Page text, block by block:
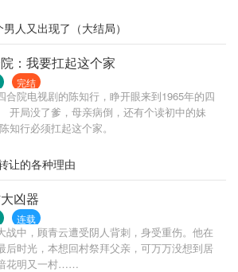
活儿的。 上班第一天，连抓7个惯偷，1个绑架
。 第二天，抓捕一个B通。 第三天，挖出了隐
的惊天大案主犯。 第四天…… 交警大队队
宗，咱是交警，你咋天天往刑侦那边送人？”
“谁？谁让徐麟去交警队的，给老子站出来。彻
撸到底！” 罪犯之中流传着一个传说，“哪里都
江云市除外。去了，必被抓！”
人又出现了（大结局）
：我要扛起这个家
完结
合院电视剧的陈知行，睁开眼来到1965年的四
开局没了爹，母亲病倒，还有个读初中的妹
知行必须扛起这个家。
让的各种理由
凶器
连载
战中，顾青云遭受阴人背刺，身受重伤。他在
后时光，本想回村祭拜父亲，可万万没想到居
花明又一村……